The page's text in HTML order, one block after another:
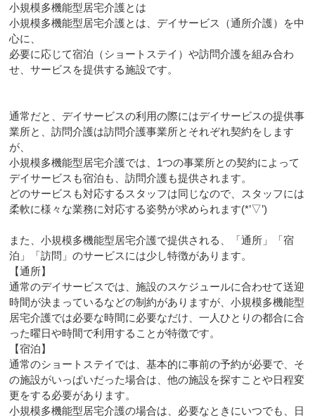
小規模多機能型居宅介護とは
小規模多機能型居宅介護とは、デイサービス（通所介護）を中
心に、
必要に応じて宿泊（ショートステイ）や訪問介護を組み合わ
せ、サービスを提供する施設です。
通常だと、デイサービスの利用の際にはデイサービスの提供事
業所と、訪問介護は訪問介護事業所とそれぞれ契約をします
が、
小規模多機能型居宅介護では、1つの事業所との契約によって
デイサービスも宿泊も、訪問介護も提供されます。
どのサービスも対応するスタッフは同じなので、スタッフには
柔軟に様々な業務に対応する姿勢が求められます(*’▽’)
また、小規模多機能型居宅介護で提供される、「通所」「宿
泊」「訪問」のサービスには少し特徴があります。
【通所】
通常のデイサービスでは、施設のスケジュールに合わせて送迎
時間が決まっているなどの制約がありますが、小規模多機能型
居宅介護では必要な時間に必要なだけ、一人ひとりの都合に合
った曜日や時間で利用することが特徴です。
【宿泊】
通常のショートステイでは、基本的に事前の予約が必要で、そ
の施設がいっぱいだった場合は、他の施設を探すことや日程変
更をする必要があります。
小規模多機能型居宅介護の場合は、必要なときにいつでも、日